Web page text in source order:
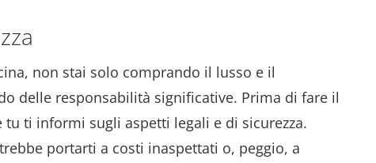
non stai solo comprando il lusso e il
delle responsabilità significative. Prima di fare il
ti informi sugli aspetti legali e di sicurezza.
portarti a costi inaspettati o, peggio, a